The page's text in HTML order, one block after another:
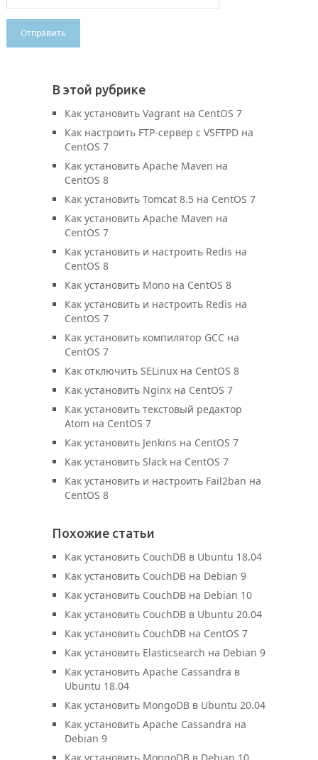
В этой рубрике
Как установить Vagrant на CentOS 7
Как настроить FTP-сервер с VSFTPD на
CentOS 7
Как установить Apache Maven на
CentOS 8
Как установить Tomcat 8.5 на CentOS 7
Как установить Apache Maven на
CentOS 7
Как установить и настроить Redis на
CentOS 8
Как установить Mono на CentOS 8
Как установить и настроить Redis на
CentOS 7
Как установить компилятор GCC на
CentOS 7
Как отключить SELinux на CentOS 8
Как установить Nginx на CentOS 7
Как установить текстовый редактор
Atom на CentOS 7
Как установить Jenkins на CentOS 7
Как установить Slack на CentOS 7
Как установить и настроить Fail2ban на
CentOS 8
Похожие статьи
Как установить CouchDB в Ubuntu 18.04
Как установить CouchDB на Debian 9
Как установить CouchDB на Debian 10
Как установить CouchDB в Ubuntu 20.04
Как установить CouchDB на CentOS 7
Как установить Elasticsearch на Debian 9
Как установить Apache Cassandra в
Ubuntu 18.04
Как установить MongoDB в Ubuntu 20.04
Как установить Apache Cassandra на
Debian 9